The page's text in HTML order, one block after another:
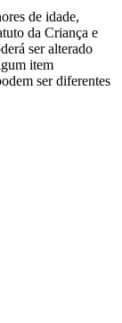
de idade,
da Criança e
ser alterado
item
ser diferentes